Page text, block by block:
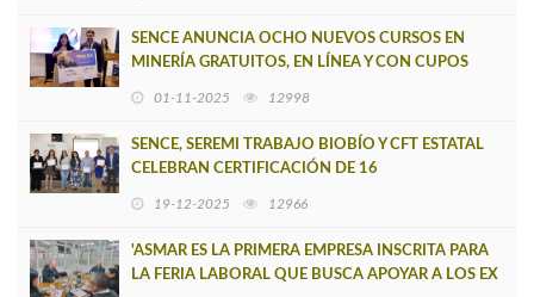
SENCE ANUNCIA OCHO NUEVOS CURSOS EN
MINERÍA GRATUITOS, EN LÍNEA Y CON CUPOS
01-11-2025 12998
SENCE, SEREMI TRABAJO BIOBÍO Y CFT ESTATAL
CELEBRAN CERTIFICACIÓN DE 16
19-12-2025 12966
'ASMAR ES LA PRIMERA EMPRESA INSCRITA PARA
LA FERIA LABORAL QUE BUSCA APOYAR A LOS EX